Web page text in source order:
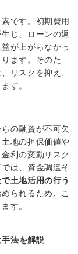
です。初期費用
じ、ローンの返
が上がらなかっ
ます。そのた
リスクを抑え、
す。
の融資が不可欠
地の担保価値や
利の変動リスク
は、資金調達そ
土地活用の行う
られるため、こ
す。
法を解説